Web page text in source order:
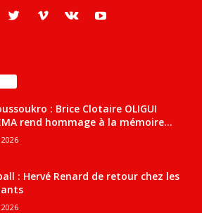
: Brice Clotaire OLIGUI
rend hommage à la mémoire...
: Hervé Renard de retour chez les